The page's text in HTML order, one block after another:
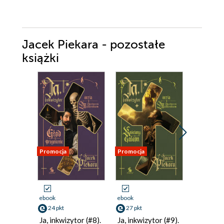
Jacek Piekara - pozostałe
książki
Promocja
ebook
24 pkt
Ja, inkwizytor (#8).
Promocja
ebook
27 pkt
Ja, inkwizytor (#9).